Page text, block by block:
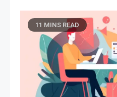
11 MINS READ